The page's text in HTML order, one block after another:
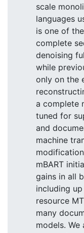
scale
languages
is one of
complete
denoising
while
only on the
a complete
tuned for
and
machine
mBART
gains in all
including
resource
many
models.